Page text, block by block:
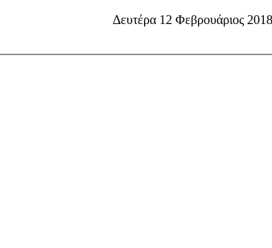
Δευτέρα 12 Φεβρουάριος 2018